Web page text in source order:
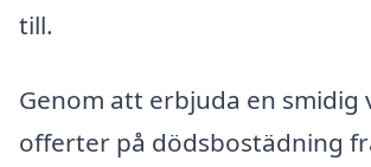
till.
Genom att erbjuda en smidig
offerter på dödsbostädning